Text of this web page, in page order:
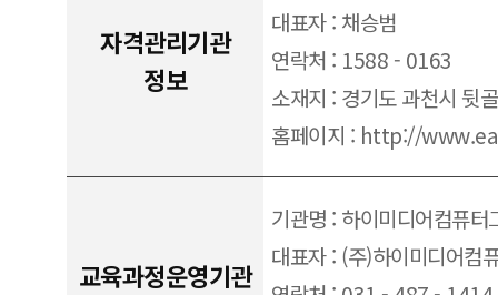
자격관리기관
정보
대표자 : 채승범
연락처 : 1588 - 0163
소재지 : 경기도 과천시 뒷
홈페이지 : http://
교육과정운영기관
기관명 : 하이미디어컴퓨터
대표자 : (주)하이미디어컴